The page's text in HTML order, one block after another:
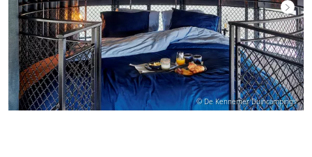
© De Kennemer Duincampings